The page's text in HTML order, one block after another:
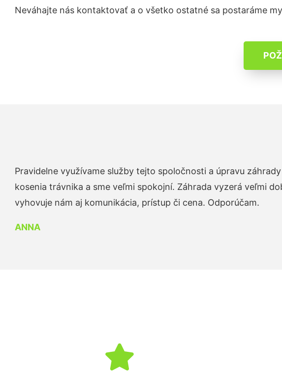
Neváhajte nás kontaktovať a o všetko ostatné sa postaráme
Pravidelne využívame služby tejto spoločnosti a úpravu
kosenia trávnika a sme veľmi spokojní. Záhrada vyzerá veľmi
vyhovuje nám aj komunikácia, prístup či cena. Odporúčam.
ANNA